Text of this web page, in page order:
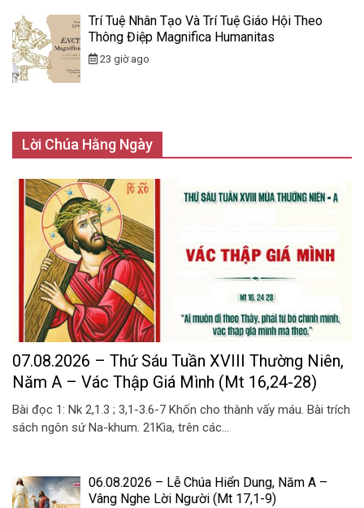
Trí Tuệ Nhân Tạo Và Trí Tuệ Giáo Hội Theo
Thông Điệp Magnifica Humanitas
23 giờ ago
Lời Chúa Hằng Ngày
07.08.2026 – Thứ Sáu Tuần XVIII Thường Niên,
Năm A – Vác Thập Giá Mình (Mt 16,24-28)
Bài đọc 1: Nk 2,1.3 ; 3,1-3.6-7 Khốn cho thành vấy máu. Bài trích
sách ngôn sứ Na-khum. 21Kìa, trên các...
06.08.2026 – Lễ Chúa Hiển Dung, Năm A –
Vâng Nghe Lời Người (Mt 17,1-9)